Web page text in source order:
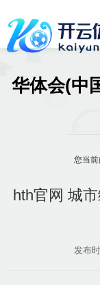
华体会(中
您当前
hth官网 城
发布